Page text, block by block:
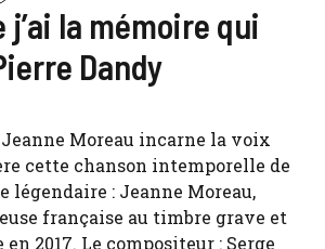
j’ai la mémoire qui
Dandy
Moreau incarne la voix
cette chanson intemporelle de
légendaire : Jeanne Moreau,
française au timbre grave et
2017. Le compositeur : Serge